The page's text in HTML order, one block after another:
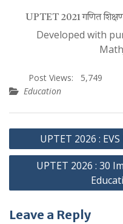
UPTET 2021 गणित
Developed with
Post Views:
5,749
Education
Post
navigationUPTET 2026 :
UPTET 2026 : 30
Leave a Reply